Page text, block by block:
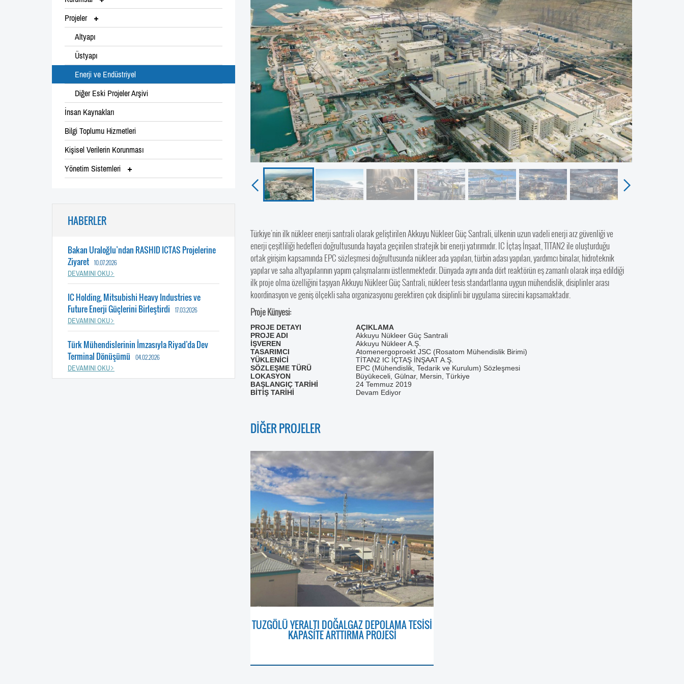
Projeler
Altyapı
Üstyapı
Enerji ve Endüstriyel
Diğer Eski Projeler Arşivi
İnsan Kaynakları
Bilgi Toplumu Hizmetleri
Kişisel Verilerin Korunması
Yönetim Sistemleri
HABERLER
Bakan Uraloğlu’ndan RASHID ICTAS Projelerine
Ziyaret 10.07.2026
DEVAMINI OKU
IC Holding, Mitsubishi Heavy Industries ve
Future Enerji Güçlerini Birleştirdi
17.03.2026
DEVAMINI OKU
Türk Mühendislerinin İmzasıyla Riyad’da Dev
Terminal Dönüşümü
04.02.2026
DEVAMINI OKU
Türkiye’nin ilk nükleer enerji santrali olarak geliştirilen Akkuyu Nükleer Güç Santrali, ülkenin uzun vadeli enerji arz güvenliği ve
enerji çeşitliliği hedefleri doğrultusunda hayata geçirilen stratejik bir enerji yatırımıdır. IC İçtaş İnşaat, TITAN2 ile oluşturduğu
ortak girişim kapsamında EPC sözleşmesi doğrultusunda nükleer ada yapıları, türbin adası yapıları, yardımcı binalar, hidroteknik
yapılar ve saha altyapılarının yapım çalışmalarını üstlenmektedir. Dünyada aynı anda dört reaktörün eş zamanlı olarak inşa edildiği
ilk proje olma özelliğini taşıyan Akkuyu Nükleer Güç Santrali, nükleer tesis standartlarına uygun mühendislik, disiplinler arası
koordinasyon ve geniş ölçekli saha organizasyonu gerektiren çok disiplinli bir uygulama sürecini kapsamaktadır.
Proje Künyesi:
PROJE DETAYI
AÇIKLAMA
PROJE ADI
Akkuyu Nükleer Güç Santrali
İŞVEREN
Akkuyu Nükleer A.Ş.
TASARIMCI
Atomenergoproekt JSC (Rosatom Mühendislik Birimi)
YÜKLENİCİ
TİTAN2 IC İÇTAŞ İNŞAAT A.Ş.
SÖZLEŞME TÜRÜ
EPC (Mühendislik, Tedarik ve Kurulum) Sözleşmesi
LOKASYON
Büyükeceli, Gülnar, Mersin, Türkiye
BAŞLANGIÇ TARİHİ
24 Temmuz 2019
BİTİŞ TARİHİ
Devam Ediyor
DİĞER PROJELER
TUZGÖLÜ YERALTI DOĞALGAZ DEPOLAMA TESİSİ
KAPASİTE ARTTIRMA PROJESİ